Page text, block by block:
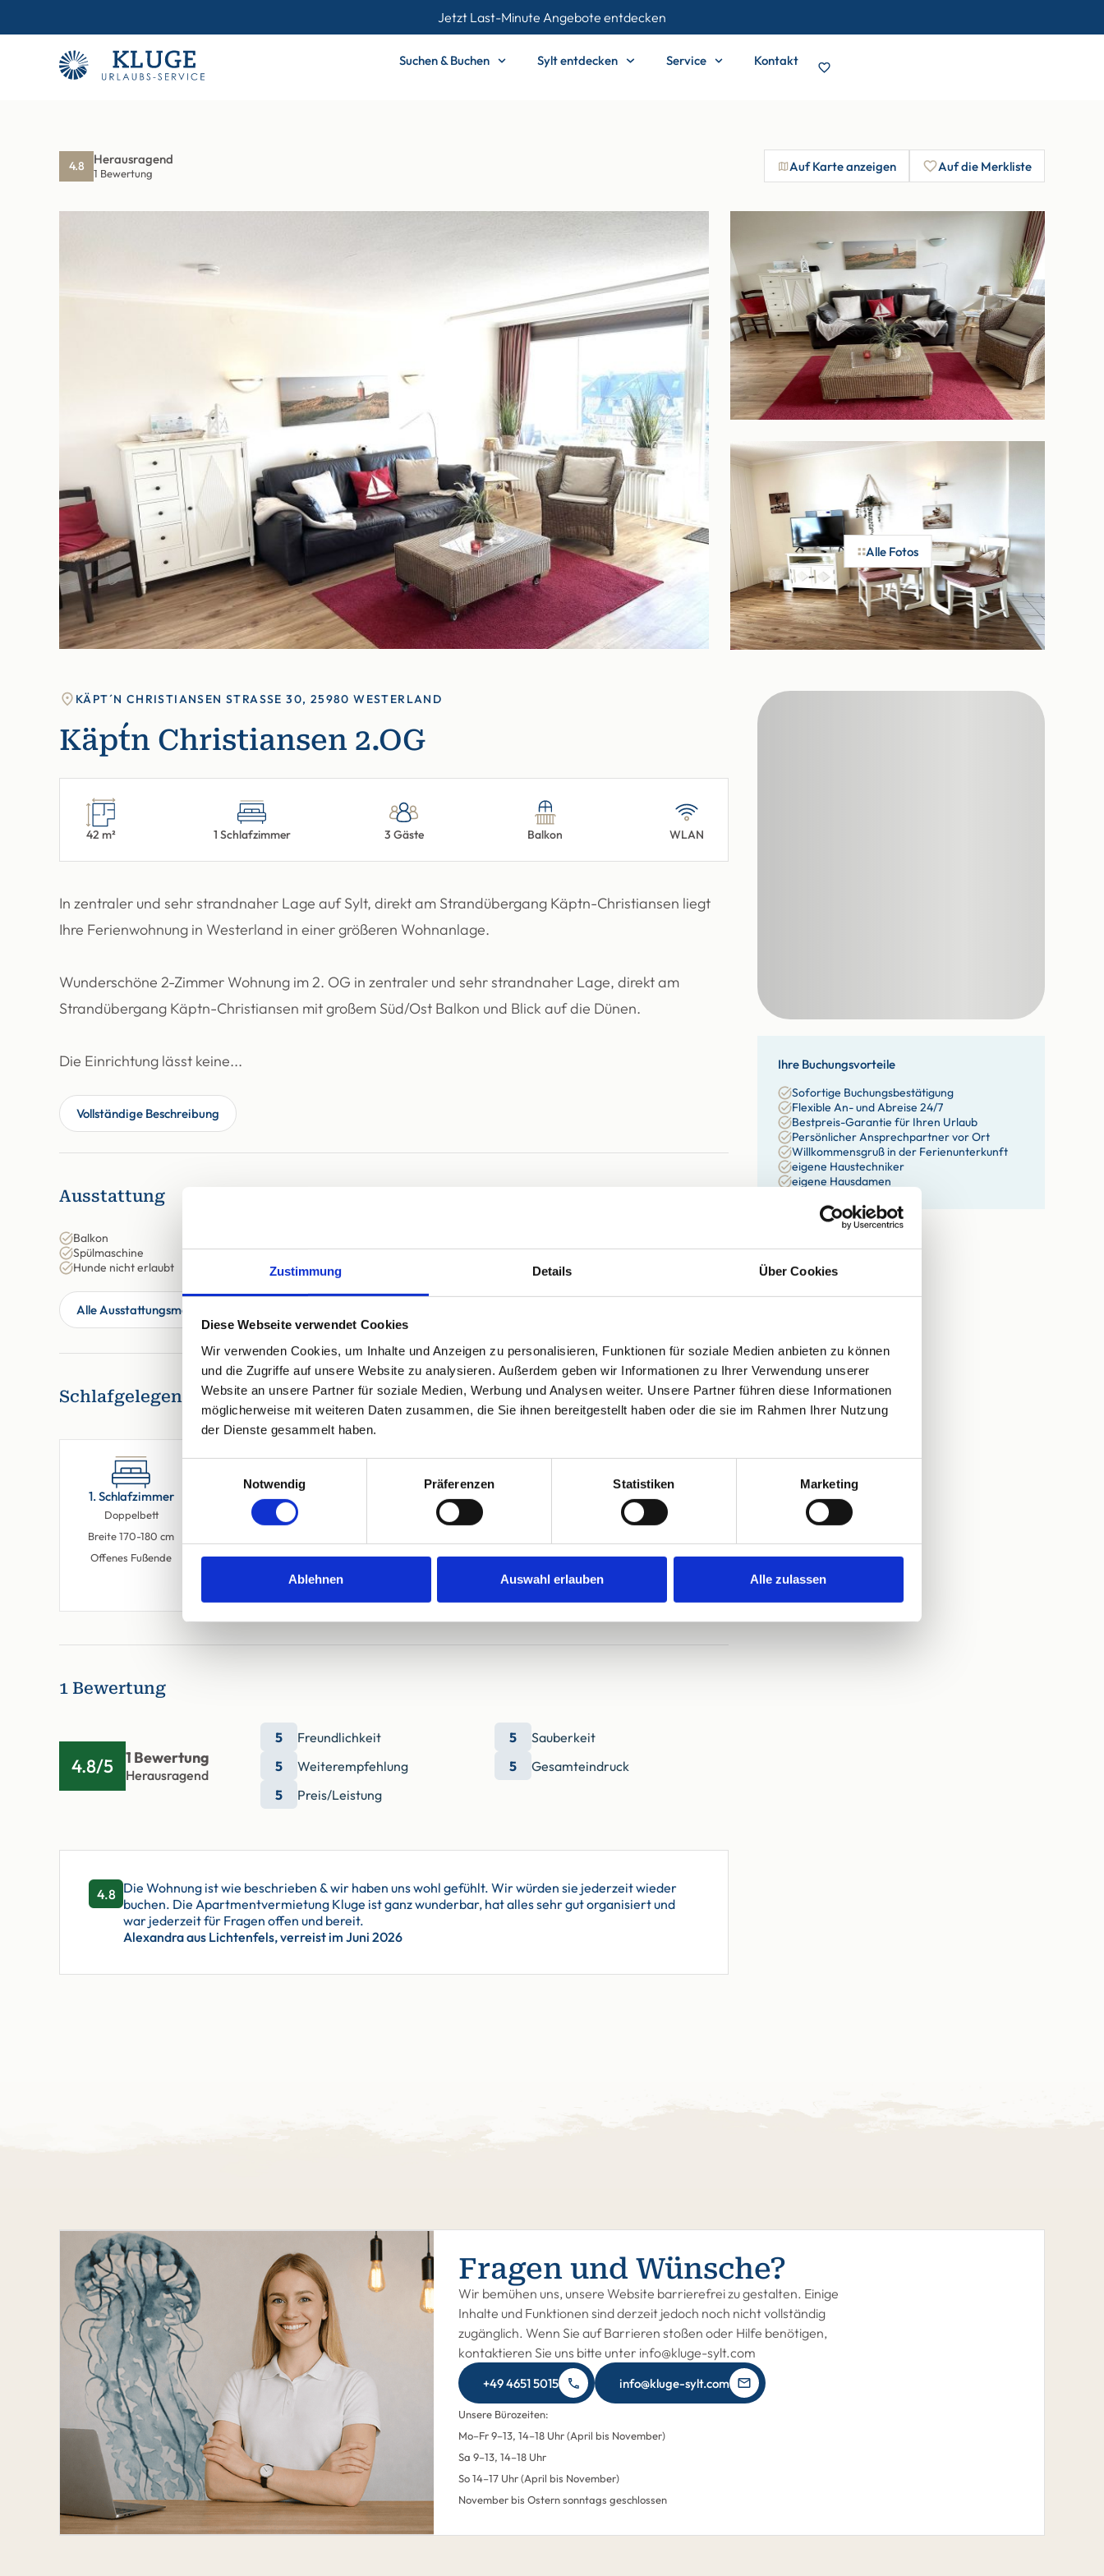
Zustimmung Details Über Cookies
Diese Webseite verwendet Cookies
Wir verwenden Cookies, um Inhalte und Anzeigen zu personalisieren, Funktionen für soziale Medien anbieten zu können
und die Zugriffe auf unsere Website zu analysieren. Außerdem geben wir Informationen zu Ihrer Verwendung unserer
Website an unsere Partner für soziale Medien, Werbung und Analysen weiter. Unsere Partner führen diese Informationen
möglicherweise mit weiteren Daten zusammen, die Sie ihnen bereitgestellt haben oder die sie im Rahmen Ihrer Nutzung
der Dienste gesammelt haben.
Notwendig
Präferenzen Statistiken Marketing
Ablehnen Auswahl erlauben Alle zulassen
Jetzt Last-Minute Angebote entdecken
Suchen & Buchen Sylt entdecken Service Kontakt
4.8 Herausragend
1 Bewertung Auf Karte anzeigen Auf die Merkliste
Alle Fotos
KÄPT´N CHRISTIANSEN STRASSE 30, 25980 WESTERLAND
Käpt´n Christiansen 2.OG
42 m² 1 Schlafzimmer 3 Gäste Balkon WLAN
In zentraler und sehr strandnaher Lage auf Sylt, direkt am Strandübergang Käptn-Christiansen liegt
Ihre Ferienwohnung in Westerland in einer größeren Wohnanlage.
Wunderschöne 2-Zimmer Wohnung im 2. OG in zentraler und sehr strandnaher Lage, direkt am
Strandübergang Käptn-Christiansen mit großem Süd/Ost Balkon und Blick auf die Dünen.
Die Einrichtung lässt keine...
Vollständige Beschreibung
Ausstattung
Balkon
Spülmaschine
WLAN
Hunde nicht erlaubt
Alle Ausstattungsmerkmale anzeigen
Schlafgelegenheiten
1. Schlafzimmer
Doppelbett
Breite 170-180 cm
Offenes Fußende
1. Wohnzimmer
Einzelbett
1 Bewertung
4.8/5 1 Bewertung
Herausragend
5 Freundlichkeit 5
Sauberkeit
5
Weiterempfehlung 5
Gesamteindruck
5
Preis/Leistung
4.8 Die Wohnung ist wie beschrieben & wir haben uns wohl gefühlt. Wir würden sie jederzeit wieder
buchen. Die Apartmentvermietung Kluge ist ganz wunderbar, hat alles sehr gut organisiert und
war jederzeit für Fragen offen und bereit.
Alexandra aus Lichtenfels, verreist im Juni 2026
Ihre Buchungsvorteile
Sofortige Buchungsbestätigung
Flexible An- und Abreise 24/7
Bestpreis-Garantie für Ihren Urlaub
Persönlicher Ansprechpartner vor Ort
Willkommensgruß in der Ferienunterkunft
eigene Haustechniker
eigene Hausdamen
Fragen und Wünsche?
Wir bemühen uns, unsere Website barrierefrei zu gestalten. Einige
Inhalte und Funktionen sind derzeit jedoch noch nicht vollständig
zugänglich. Wenn Sie auf Barrieren stoßen oder Hilfe benötigen,
kontaktieren Sie uns bitte unter info@kluge-sylt.com
+49 4651 5015 info@kluge-sylt.com
Unsere Bürozeiten:
Mo–Fr 9–13, 14–18 Uhr (April bis November)
Sa 9–13, 14–18 Uhr
So 14–17 Uhr (April bis November)
November bis Ostern sonntags geschlossen